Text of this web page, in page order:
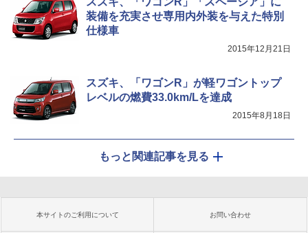
装備を充実させ専用内外装を与えた特別
仕様車
2015年12月21日
スズキ、「ワゴンR」が軽ワゴントップ
レベルの燃費33.0km/Lを達成
2015年8月18日
もっと関連記事を見る
本サイトのご利用について お問い合わせ